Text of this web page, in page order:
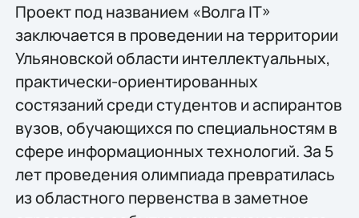
Проект под названием «Волга IT»
заключается в проведении на территории
Ульяновской области интеллектуальных,
практически-ориентированных
состязаний среди студентов и аспирантов
вузов, обучающихся по специальностям в
сфере информационных технологий. За 5
лет проведения олимпиада превратилась
из областного первенства в заметное